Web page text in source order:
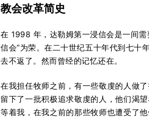
教会改革简史
在 1998 年，达勒姆第一浸信会是一间
信会”为荣。在二十世纪五十年代到七十
去不返了。然而曾经的记忆还在。
在我担任牧师之前，有一些敬虔的人做
留下了一批积极追求敬虔的人，他们渴
等着我，在我之前的那些牧师也遭受了